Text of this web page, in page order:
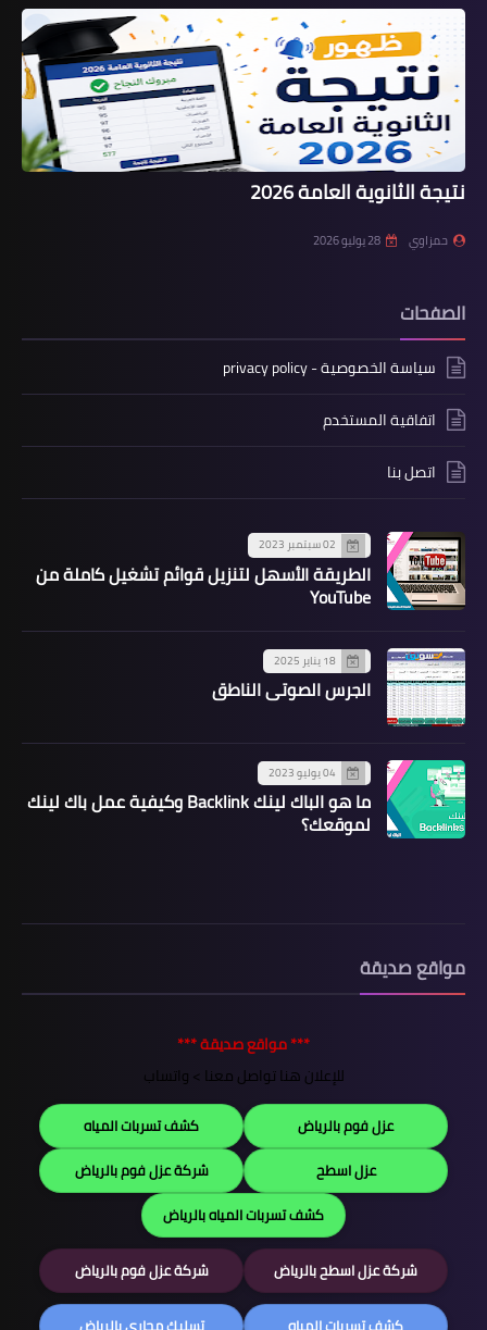
نتيجة الثانوية العامة 2026
حمزاوي 28 يوليو 2026
الصفحات
سياسة الخصوصية - privacy policy
اتفاقية المستخدم
اتصل بنا
02 سبتمبر 2023
الطريقة الأسهل لتنزيل قوائم تشغيل كاملة من
YouTube
18 يناير 2025
الجرس الصوتي الناطق
04 يوليو 2023
ما هو الباك لينك Backlink وكيفية عمل باك لينك
لموقعك؟
مواقع صديقة
*** مواقع صديقة ***
للإعلان هنا تواصل معنا > واتساب
عزل فوم بالرياض
كشف تسربات المياه
عزل اسطح
شركة عزل فوم بالرياض
كشف تسربات المياه بالرياض
شركة عزل اسطح بالرياض شركة عزل فوم بالرياض